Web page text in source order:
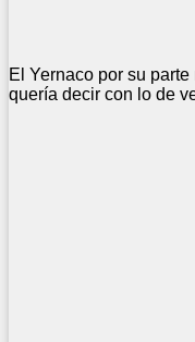
El Yernaco por su
quería decir con lo de